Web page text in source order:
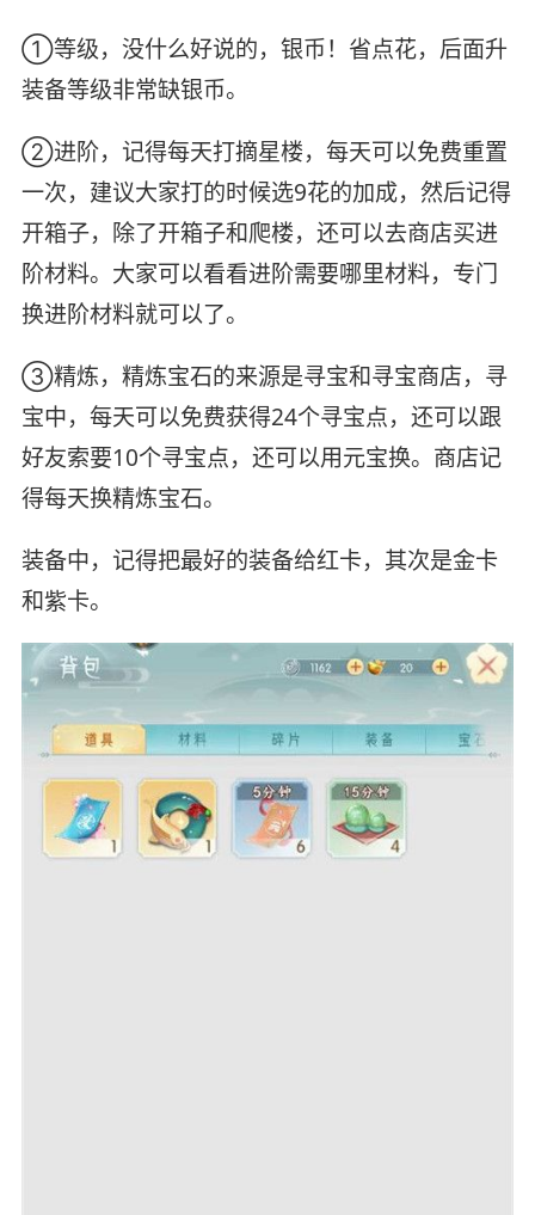
①等级，没什么好说的，银币！省点花，后面升
装备等级非常缺银币。
②进阶，记得每天打摘星楼，每天可以免费重置
一次，建议大家打的时候选9花的加成，然后记得
开箱子，除了开箱子和爬楼，还可以去商店买进
阶材料。大家可以看看进阶需要哪里材料，专门
换进阶材料就可以了。
③精炼，精炼宝石的来源是寻宝和寻宝商店，寻
宝中，每天可以免费获得24个寻宝点，还可以跟
好友索要10个寻宝点，还可以用元宝换。商店记
得每天换精炼宝石。
装备中，记得把最好的装备给红卡，其次是金卡
和紫卡。